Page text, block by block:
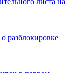
разблокировке